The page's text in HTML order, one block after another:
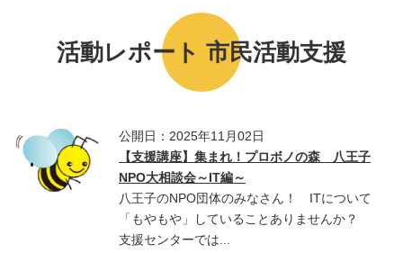
活動レポート 市民活動支援
公開日：2025年11月02日
【支援講座】集まれ！プロボノの森 八王子
NPO大相談会～IT編～
八王子のNPO団体のみなさん！ ITについて
「もやもや」していることありませんか？
支援センターでは...